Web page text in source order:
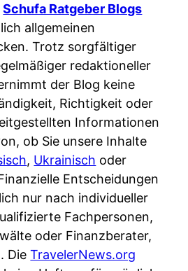
Schufa Ratgeber Blogs
allgemeinen
Trotz sorgfältiger
redaktioneller
der Blog keine
Richtigkeit oder
Informationen
ob Sie unsere Inhalte
, Ukrainisch oder
Entscheidungen
nur nach individueller
Fachpersonen,
oder Finanzberater,
DieTravelerNews.org